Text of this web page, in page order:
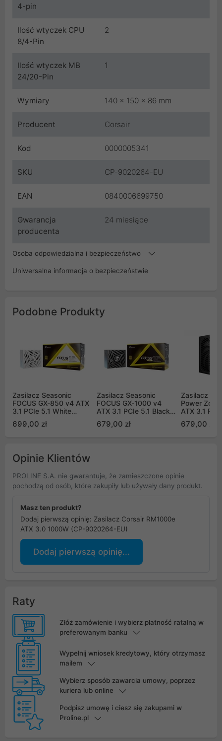
4-pin
Ilość wtyczek CPU
8/4-Pin
2
Ilość wtyczek MB
24/20-Pin
1
Wymiary 140 x 150 x 86 mm
Producent Corsair
Kod 0000005341
SKU CP-9020264-EU
EAN 0840006699750
Gwarancja
producenta
24 miesiące
Osoba odpowiedzialna i bezpieczeństwo
Uniwersalna informacja o bezpieczeństwie
Podobne Produkty
Zasilacz Seasonic
FOCUS GX-850 v4 ATX
3.1 PCIe 5.1 White
699,00 zł
Zasilacz Seasonic
FOCUS GX-1000 v4
ATX 3.1 PCIe 5.1 Black
679,00 zł
Zasilacz be
Power
ATX 3.1
679,00 zł
Opinie Klientów
PROLINE S.A. nie gwarantuje, że zamieszczone opinie
pochodzą od osób, które zakupiły lub używały dany produkt.
Masz ten produkt?
Dodaj pierwszą opinię: Zasilacz Corsair RM1000e
ATX 3.0 1000W (CP-9020264-EU)
Dodaj pierwszą opinię...
Raty
Złóż zamówienie i wybierz płatność ratalną w
preferowanym banku
Wypełnij wniosek kredytowy, który otrzymasz
mailem
Wybierz sposób zawarcia umowy, poprzez
kuriera lub online
Podpisz umowę i ciesz się zakupami w
Proline.pl